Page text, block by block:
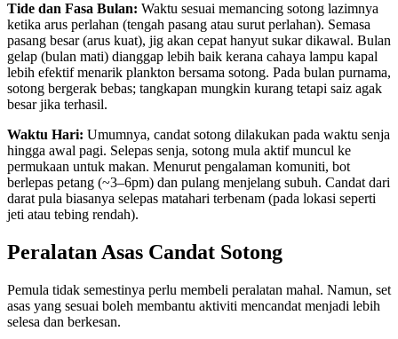
Tide dan Fasa Bulan: Waktu sesuai memancing sotong lazimnya
ketika arus perlahan (tengah pasang atau surut perlahan). Semasa
pasang besar (arus kuat), jig akan cepat hanyut sukar dikawal. Bulan
gelap (bulan mati) dianggap lebih baik kerana cahaya lampu kapal
lebih efektif menarik plankton bersama sotong. Pada bulan purnama,
sotong bergerak bebas; tangkapan mungkin kurang tetapi saiz agak
besar jika terhasil.
Waktu Hari: Umumnya, candat sotong dilakukan pada waktu senja
hingga awal pagi. Selepas senja, sotong mula aktif muncul ke
permukaan untuk makan. Menurut pengalaman komuniti, bot
berlepas petang (~3–6pm) dan pulang menjelang subuh. Candat dari
darat pula biasanya selepas matahari terbenam (pada lokasi seperti
jeti atau tebing rendah).
Peralatan Asas Candat Sotong
Pemula tidak semestinya perlu membeli peralatan mahal. Namun, set
asas yang sesuai boleh membantu aktiviti mencandat menjadi lebih
selesa dan berkesan.